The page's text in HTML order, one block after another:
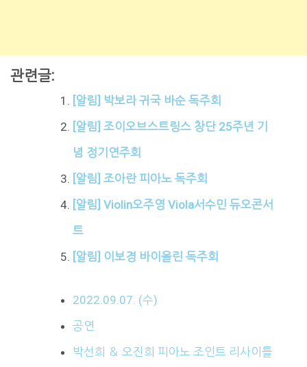
관련글:
[알림] 박보라 귀국 바순 독주회
[알림] 조이오브스트링스 창단 25주년 기
념 정기연주회
[알림] 조아란 피아노 독주회
[알림] Violin오주영 Viola서수민 듀오콘서
트
[알림] 이보경 바이올린 독주회
2022.09.07. (수)
공연
박선희 ＆ 오진희 피아노 조인트 리사이틀